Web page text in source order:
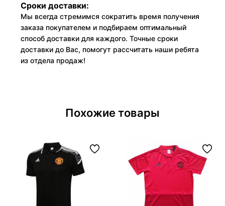
Сроки доставки:
Мы всегда стремимся сократить время получения
заказа покупателем и подбираем оптимальный
способ доставки для каждого. Точные сроки
доставки до Вас, помогут рассчитать наши ребята
из отдела продаж!
Похожие товары